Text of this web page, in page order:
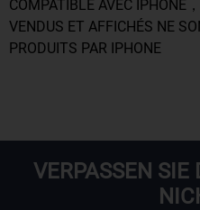
COMPATIBLE AVEC IPHONE
VENDUS ET AFFICHÉS NE
PRODUITS PAR IPHONE
VERPASSEN SIE